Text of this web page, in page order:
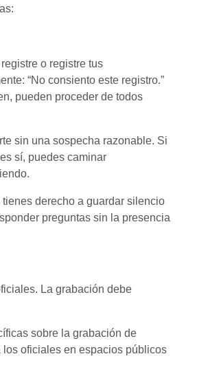
o registre tus
“No consiento este registro.”
pueden proceder de todos
sin una sospecha razonable. Si
sí, puedes caminar
derecho a guardar silencio
preguntas sin la presencia
La grabación debe
sobre la grabación de
oficiales en espacios públicos